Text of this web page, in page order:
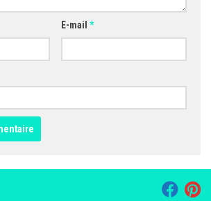
E-mail *